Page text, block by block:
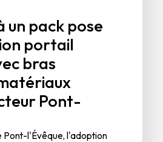
un pack pose
portail
bras
Pont-
Pont-l'Évêque, l'adoption